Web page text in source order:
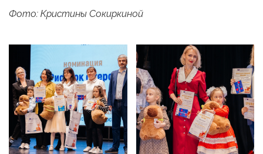
Фото: Кристины Сокиркиной